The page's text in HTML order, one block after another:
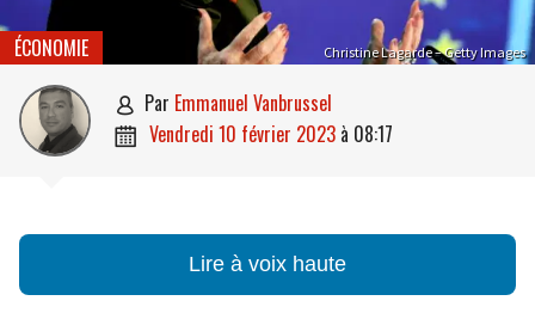
Christine Lagarde – Getty Images
ÉCONOMIE
 par Emmanuel Vanbrussel
 vendredi 10 février 2023 à 08:17
Lire à voix haute